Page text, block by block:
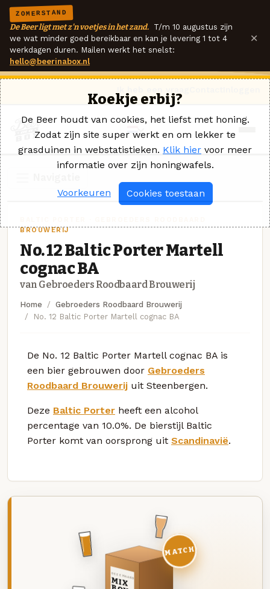
ZOMERSTAND
De Beer ligt met z'n voetjes in het zand. T/m 10 augustus zijn
we wat minder goed bereikbaar en kan je levering 1 tot 4
werkdagen duren. Mailen werkt het snelst:
hello@beerinabox.nl
×
BROUWERIJ
No. 12 Baltic Porter Martell
cognac BA
van Gebroeders Roodbaard Brouwerij
Home
Gebroeders Roodbaard Brouwerij
No. 12 Baltic Porter Martell cognac BA
De No. 12 Baltic Porter Martell cognac BA is
een bier gebrouwen door Gebroeders
Roodbaard Brouwerij uit Steenbergen.
Deze Baltic Porter heeft een alcohol
percentage van 10.0%. De bierstijl Baltic
Porter komt van oorsprong uit Scandinavië.
DEZE MAAND
MIX
MATCH
Koekje erbij?
De Beer houdt van cookies, het liefst met honing.
Zodat zijn site super werkt en om lekker te
grasduinen in webstatistieken. Klik hier voor meer
informatie over zijn honingwafels.
Voorkeuren Cookies toestaan